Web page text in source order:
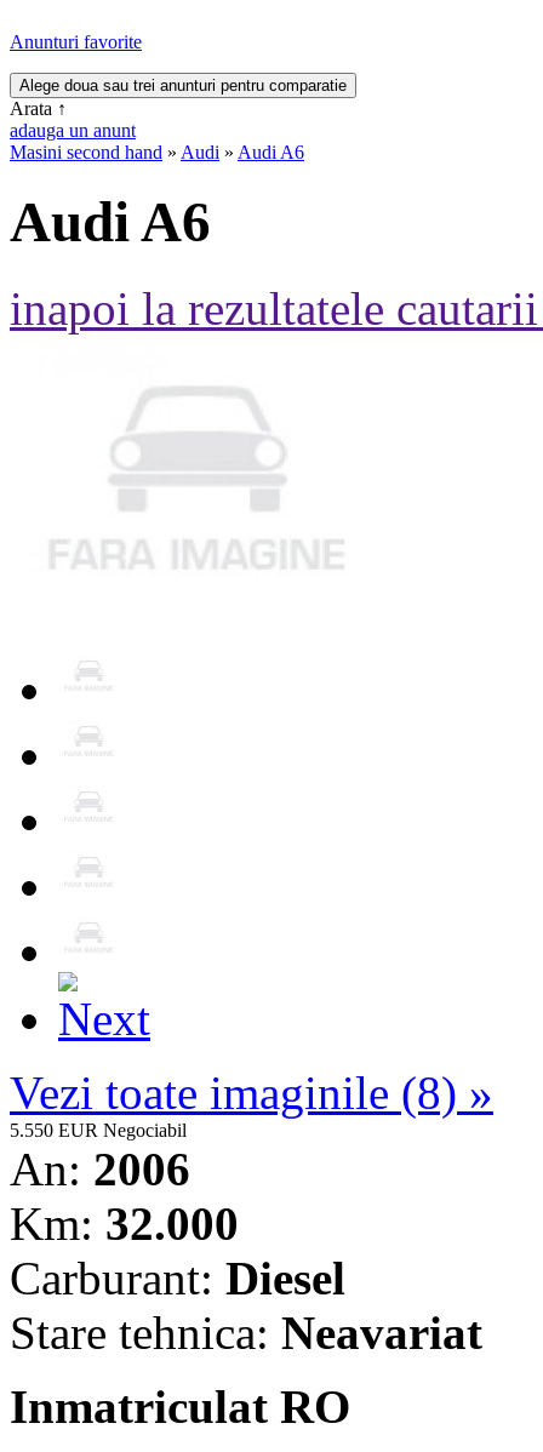
Anunturi favorite
Arata ↑
adauga un anunt
Masini second hand » Audi » Audi A6
Audi A6
inapoi la rezultatele
Vezi toate imaginile (8) »
5.550 EUR Negociabil
An: 2006
Km: 32.000
Carburant: Diesel
Stare tehnica: Neavariat
Inmatriculat RO